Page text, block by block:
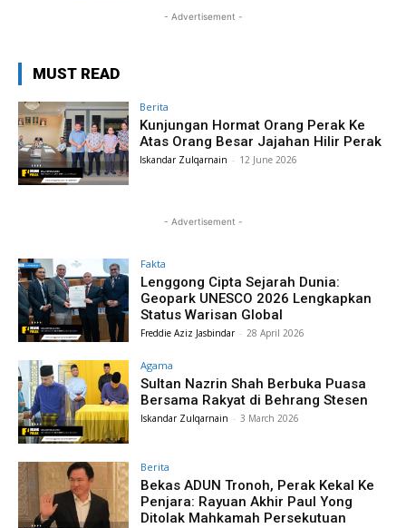
- Advertisement -
MUST READ
Berita
Kunjungan Hormat Orang Perak Ke
Atas Orang Besar Jajahan Hilir Perak
Iskandar Zulqarnain - 12 June 2026
- Advertisement -
Fakta
Lenggong Cipta Sejarah Dunia:
Geopark UNESCO 2026 Lengkapkan
Status Warisan Global
Freddie Aziz Jasbindar - 28 April 2026
Agama
Sultan Nazrin Shah Berbuka Puasa
Bersama Rakyat di Behrang Stesen
Iskandar Zulqarnain - 3 March 2026
Berita
Bekas ADUN Tronoh, Perak Kekal Ke
Penjara: Rayuan Akhir Paul Yong
Ditolak Mahkamah Persekutuan